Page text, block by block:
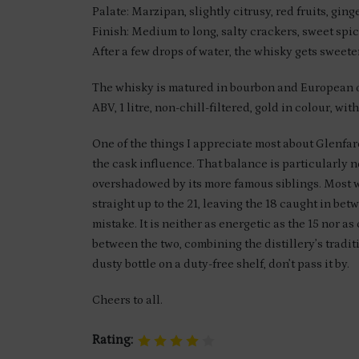
Palate: Marzipan, slightly citrusy, red fruits,
Finish: Medium to long, salty crackers, sweet
After a few drops of water, the whisky gets
The whisky is matured in bourbon and European
ABV, 1 litre, non-chill-filtered, gold in colour,
One of the things I appreciate most about
the cask influence. That balance is particularly
overshadowed by its more famous siblings.
straight up to the 21, leaving the 18 caught in
mistake. It is neither as energetic as the 15 nor
between the two, combining the distillery’s
dusty bottle on a duty-free shelf, don’t pass it by.
Cheers to all.
Rating: